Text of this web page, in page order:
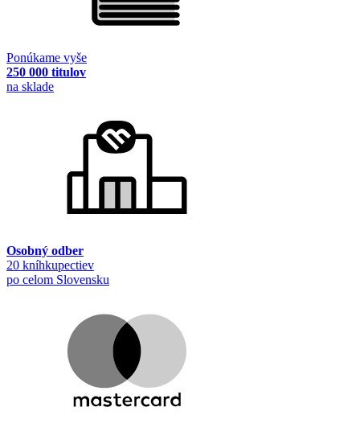
Ponúkame vyše
250 000 titulov
na sklade
Osobný odber
20 kníhkupectiev
po celom Slovensku